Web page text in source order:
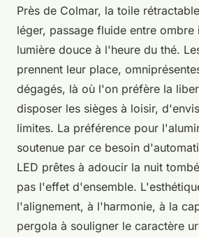
Près de Colmar, la toile
léger, passage fluide entre ombre
lumière douce à l'heure du thé.
prennent leur place,
dégagés, là où l'on préfère la
disposer les sièges à loisir,
limites. La préférence pour
soutenue par ce besoin
LED prêtes à adoucir la nuit
pas l'effet d'ensemble.
l'alignement, à l'harmonie, à la
pergola à souligner le caractère